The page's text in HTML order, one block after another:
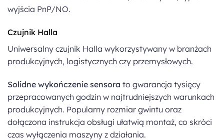
wyjścia PnP/NO.
Czujnik Halla
Uniwersalny czujnik Halla wykorzystywany w branżach
produkcyjnych, logistycznych czy przemysłowych.
Solidne wykończenie sensora to gwarancja tysięcy
przepracowanych godzin w najtrudniejszych warunkach
produkcyjnych. Popularny rozmiar gwintu oraz
dołączona instrukcja obsługi ułatwią montaż, co skróci
czas wyłączenia maszyny z działania.